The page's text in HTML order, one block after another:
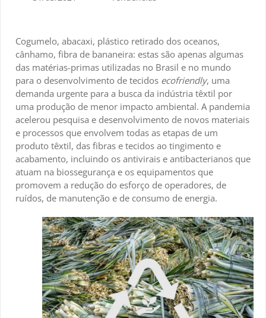
Cogumelo, abacaxi, plástico retirado dos oceanos,
cânhamo, fibra de bananeira: estas são apenas algumas
das matérias-primas utilizadas no Brasil e no mundo
para o desenvolvimento de tecidos ecofriendly, uma
demanda urgente para a busca da indústria têxtil por
uma produção de menor impacto ambiental. A pandemia
acelerou pesquisa e desenvolvimento de novos materiais
e processos que envolvem todas as etapas de um
produto têxtil, das fibras e tecidos ao tingimento e
acabamento, incluindo os antivirais e antibacterianos que
atuam na biossegurança e os equipamentos que
promovem a redução do esforço de operadores, de
ruídos, de manutenção e de consumo de energia.